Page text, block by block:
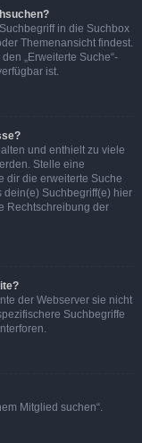
in die Suchbox
Themenansicht findest.
„Erweiterte Suche“-
ist.
und enthielt zu viele
Stelle eine
dir die erweiterte Suche
dein(e) Suchbegriff(e) hier
Rechtschreibung der
der Webserver sie nicht
Suchbegriffe
Mitglied suchen“.